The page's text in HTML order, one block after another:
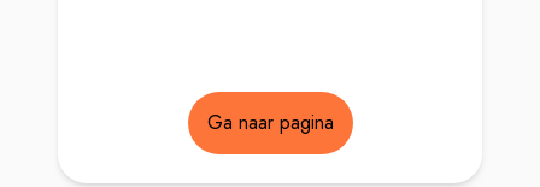
Ga naar pagina